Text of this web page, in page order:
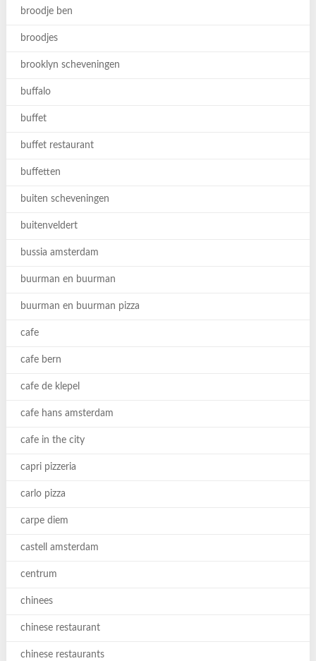
broodje ben
broodjes
brooklyn scheveningen
buffalo
buffet
buffet restaurant
buffetten
buiten scheveningen
buitenveldert
bussia amsterdam
buurman en buurman
buurman en buurman pizza
cafe
cafe bern
cafe de klepel
cafe hans amsterdam
cafe in the city
capri pizzeria
carlo pizza
carpe diem
castell amsterdam
centrum
chinees
chinese restaurant
chinese restaurants